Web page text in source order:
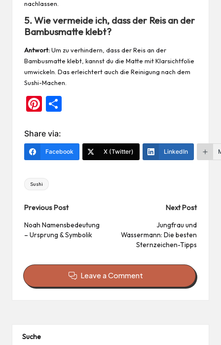
nachlassen.
5. Wie vermeide ich, dass der Reis an der
Bambusmatte klebt?
Antwort:Um zu verhindern, dass der Reis an der
Bambusmatte klebt, kannst du die Matte mit Klarsichtfolie
umwickeln. Das erleichtert auch die Reinigung nach dem
Sushi-Machen.
Pi
er
es
Share via:
Facebook X (Twitter) LinkedIn
Tags:
Sushi
Post
navigation
Previous Post
Noah Namensbedeutung
– Ursprung & Symbolik
Next Post
Jungfrau und
Wassermann: Die besten
Sternzeichen-Tipps
Leave a Comment
Suche